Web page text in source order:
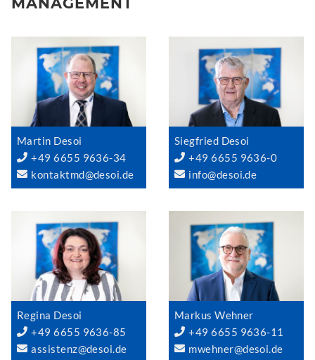
Martin Desoi
+49 6655 9636-34
kontaktmd@desoi.de
Siegfried Desoi
+49 6655 9636-0
info@desoi.de
Regina Desoi
+49 6655 9636-85
assistenz@desoi.de
Markus Wehner
+49 6655 9636-11
mwehner@desoi.de